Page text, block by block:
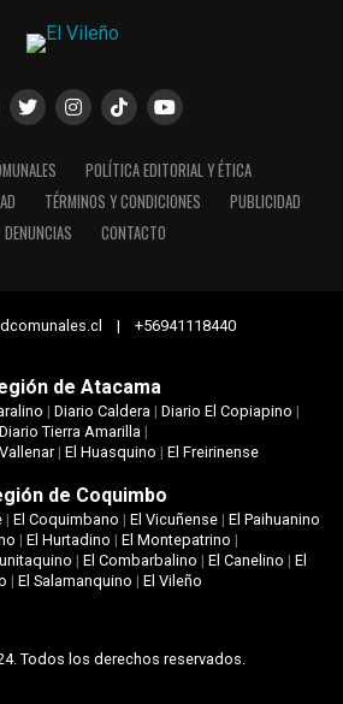
POLÍTICA EDITORIAL Y ÉTICA
TÉRMINOS Y CONDICIONES
PUBLICIDAD
DENUNCIAS
CONTACTO
| +56941118440
de Atacama
| Diario Caldera| Diario El Copiapino |
Diario Tierra Amarilla|
| El Huasquino | El Freirinense
de Coquimbo
| El Coquimbano | El Vicuñense| El Paihuanino
| El Hurtadino | El Montepatrino |
|El Combarbalino |El Canelino |El
| El Salamanquino | El Vileño
Todos los derechos reservados.